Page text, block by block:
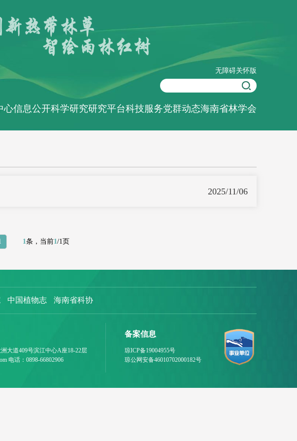
无障碍关怀版
心信息公开科学研究研究平台科技服务党群动态海南省林学会
2025/11/06
1条，当前1/1页
中国植物志 海南省科协
大道409号滨江中心A座18-22层
电话：0898-66802906
备案信息
琼ICP备19004955号
琼公网安备46010702000182号